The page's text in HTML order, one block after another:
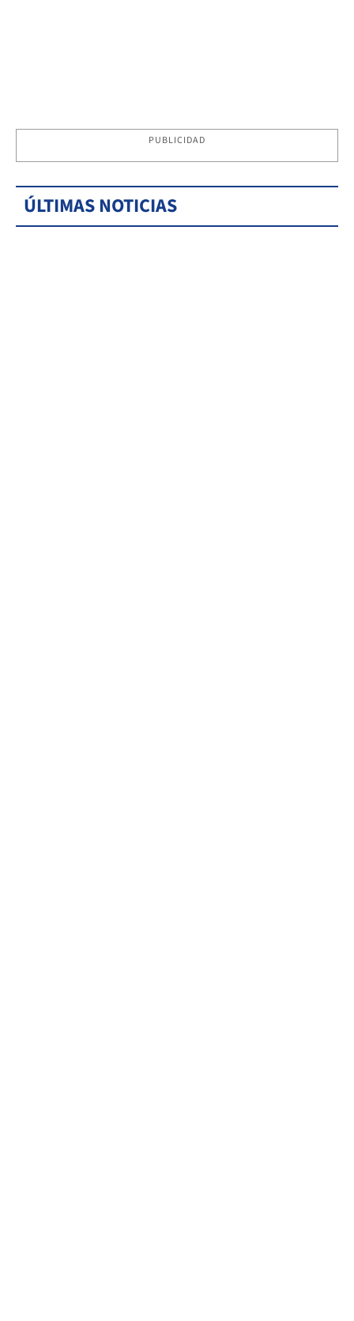
PUBLICIDAD
ÚLTIMAS NOTICIAS